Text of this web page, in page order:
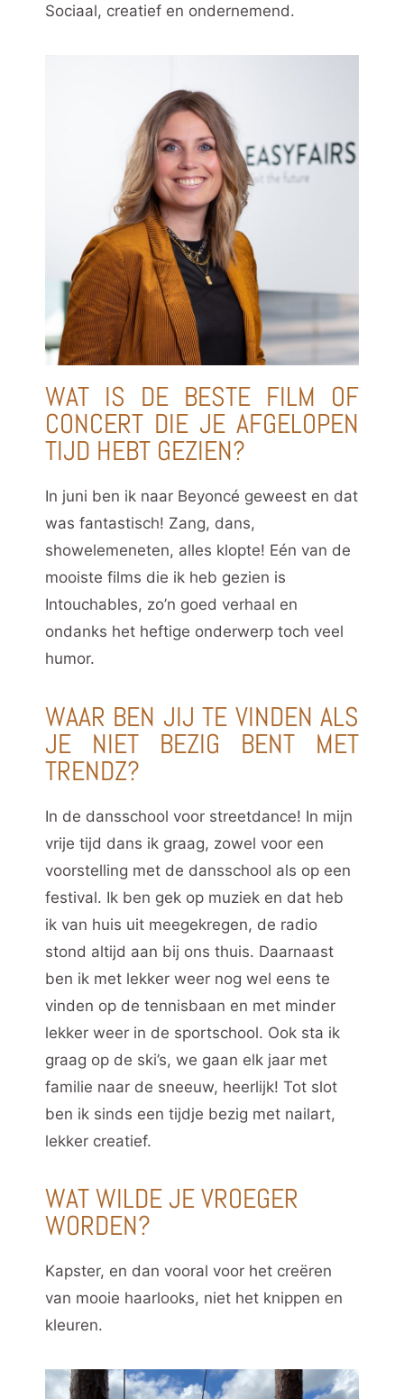
Sociaal, creatief en ondernemend.
WAT IS DE BESTE FILM OF
CONCERT DIE JE AFGELOPEN
TIJD HEBT GEZIEN?
In juni ben ik naar Beyoncé geweest en dat
was fantastisch! Zang, dans,
showelemeneten, alles klopte! Eén van de
mooiste films die ik heb gezien is
Intouchables, zo’n goed verhaal en
ondanks het heftige onderwerp toch veel
humor.
WAAR BEN JIJ TE VINDEN ALS
JE NIET BEZIG BENT MET
TRENDZ?
In de dansschool voor streetdance! In mijn
vrije tijd dans ik graag, zowel voor een
voorstelling met de dansschool als op een
festival. Ik ben gek op muziek en dat heb
ik van huis uit meegekregen, de radio
stond altijd aan bij ons thuis. Daarnaast
ben ik met lekker weer nog wel eens te
vinden op de tennisbaan en met minder
lekker weer in de sportschool. Ook sta ik
graag op de ski’s, we gaan elk jaar met
familie naar de sneeuw, heerlijk! Tot slot
ben ik sinds een tijdje bezig met nailart,
lekker creatief.
WAT WILDE JE VROEGER
WORDEN?
Kapster, en dan vooral voor het creëren
van mooie haarlooks, niet het knippen en
kleuren.